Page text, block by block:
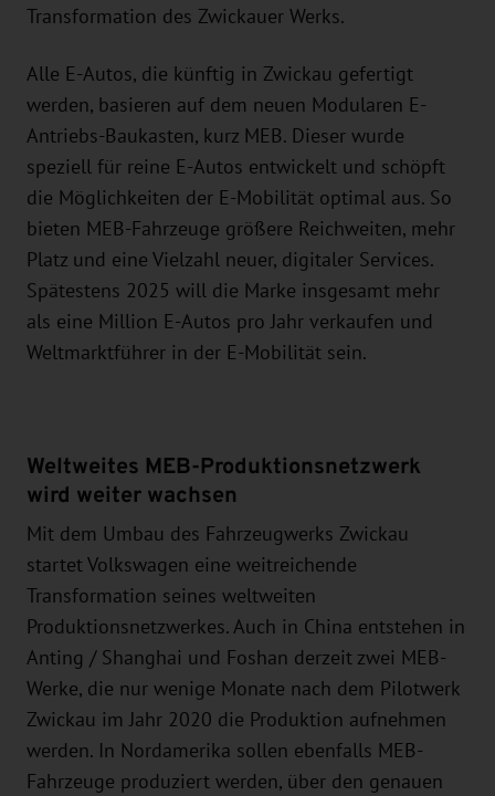
Transformation des Zwickauer Werks.
Alle E-Autos, die künftig in Zwickau gefertigt
werden, basieren auf dem neuen Modularen E-
Antriebs-Baukasten, kurz MEB. Dieser wurde
speziell für reine E-Autos entwickelt und schöpft
die Möglichkeiten der E-Mobilität optimal aus. So
bieten MEB-Fahrzeuge größere Reichweiten, mehr
Platz und eine Vielzahl neuer, digitaler Services.
Spätestens 2025 will die Marke insgesamt mehr
als eine Million E-Autos pro Jahr verkaufen und
Weltmarktführer in der E-Mobilität sein.
Weltweites MEB-Produktionsnetzwerk
wird weiter wachsen
Mit dem Umbau des Fahrzeugwerks Zwickau
startet Volkswagen eine weitreichende
Transformation seines weltweiten
Produktionsnetzwerkes. Auch in China entstehen in
Anting / Shanghai und Foshan derzeit zwei MEB-
Werke, die nur wenige Monate nach dem Pilotwerk
Zwickau im Jahr 2020 die Produktion aufnehmen
werden. In Nordamerika sollen ebenfalls MEB-
Fahrzeuge produziert werden, über den genauen